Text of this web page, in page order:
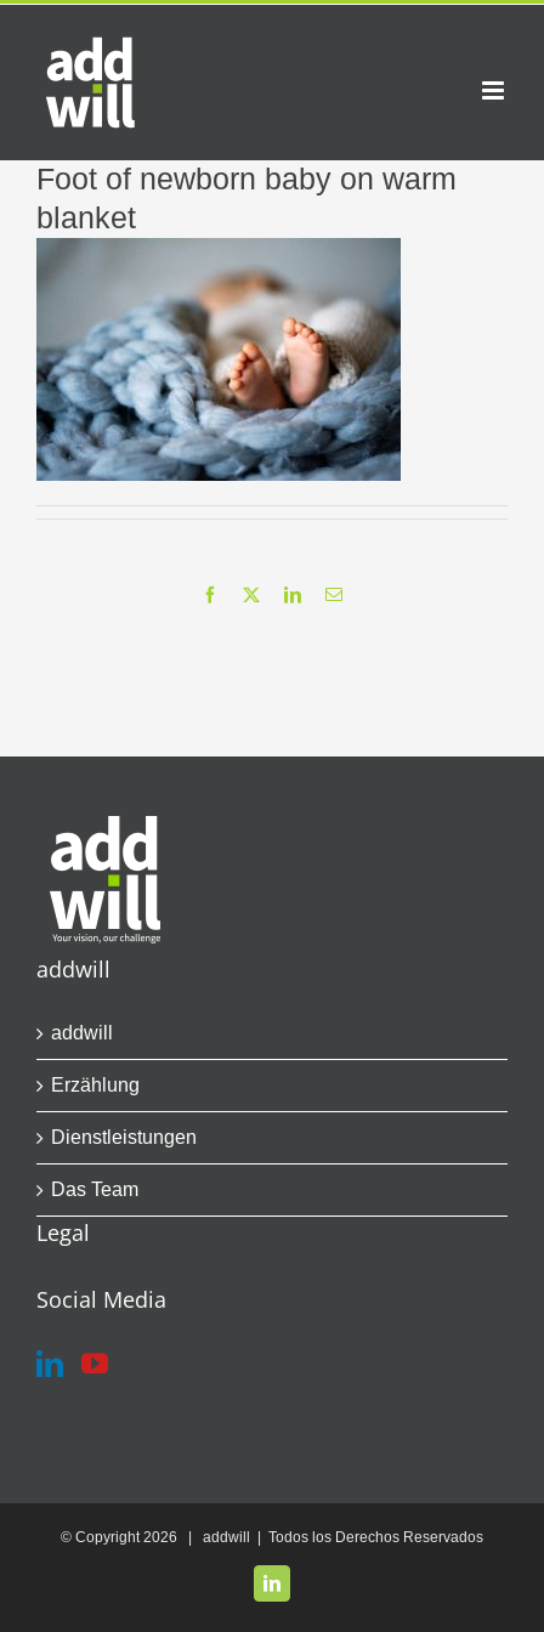
Skip
content
Foot of newborn baby on warm
blanket
Facebook LinkedInEmail
addwill
addwill
Erzählung
Dienstleistungen
Das Team
Legal
Social Media
© Copyright2026 | addwill | Todos los Derechos Reservados
LinkedIn